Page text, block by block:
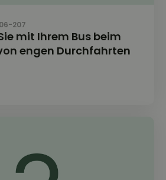
207
mit Ihrem Bus beim
engen Durchfahrten